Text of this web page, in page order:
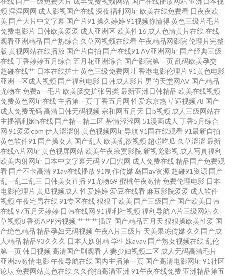
日韩av免费网址 在线黑丝91 狼人AV最新 伊人超碰 超碰快播尤物 日韩欧美
www 免费看的三级毛片 91网站观看 青青草视频污 国产日韩欧美初夜 欧美色
图91 人妻超碰在线 亚洲天堂免费视频 国产宾馆自拍 超碰在线激情 美女性福
利社 丁香91大香蕉 AV黄色强奸影院 国产精品1区2区 婷婷色情网 69AV视频
超碰人碰 91熟女 avbt亚洲 91福礼专区 超碰91黑料 老司机亚洲天堂 欧美爽爽
天堂网两性 超碰熟妇 超碰久青97在线 亚洲成人电影免费 变态另类33 日本a
级电影网址 高清无码网站导航 91视屏在线 另类欧美综合 男人资源色123 91
丝足网站 91福利社色色 伊人青青香蕉 久久综合 成人福利第一导航 久久尤物
天堂 草草www 先锋成人资源 51豆花 天天日夜夜肏 www俺去色色 草逼视频
免费看 99超碰自拍 影音先锋亚洲色图 国产69精品麻豆 91人妻人人操 黄色仓
库app 操逼电影网 探花对白清晰 av涩涩 日日爱影视 黄色电影一品网站 宅女午
频 淫淫网网 成人影视国产在线深夜福利网址 欧美在线免费看 日夜夜欧
美 国产大片中文字幕 国产片91 操久婷婷 91视频你懂得黄色三级片毛片
免费电影片 日韩欧美爱爱 成人亚洲区 欧美性16 成人色情黄片在线在线
观看亚洲精品 国产热综合 久草网视频在线看午夜精品网影院 伦理片完整
版 黄视网站在线播放 国产片自拍 国产在线91 AV亚洲网址 国产经典三级
在线丁香婷婷五月综合 五月花亚洲综合 国产影院第一页乱码欧美孕交
超碰在线艹 日本在线护士黄色三级免费网址 香港电影伦理片 91黄色电影
亚洲一区成人视频 国产福利电影 日韩成人影片 男的天堂网AV 国产精品
尤物在 免费a一毛片 欧美肠交扩张另类最新亚洲日韩精品 欧美在线视频
免费黄色网址在线 主播第一页丁香五月网 性爱东京热草逼视频78 国产
成人免费无码 高清日韩无码视频 宗和网五月天 日b视频 成人三级网站在
主播福利姬h在线 国产精一精二区 基情涩涩网 51漫画成人 丁香5月综合
网 91爱爱com 伊人涩涩射黄色视频网址导航 91国在线观看 91最新自拍
黄色软件91 国产操女人 国产乱人 欧美乱欲视频 超碰吃瓜 久草涩涩 最新
在线A片网址 黄色视屏网站 欧美午夜寂寞影院 新视觉影视 成人写真福利
欧美内射网址 日本中文字幕无码 97日穴网 成人免费在线 精品国产免费观
看 国产不卡高清 91av在线播放 91制作传媒 岛国av资源 超碰91资源 国产
乱一乱二乱三 日韩美女直播 91尤物69 蜜桃午夜激情 免费伦理电影 日本
电影伦理片黄瓜视频成人 性爱婷婷 爱豆在线看 麻豆影院爱爱 成人软件
视频 午夜宅男在线 91专区在线狠狠干欧美 国产三级国产 国产欧美日韩
在线 97五月天婷婷 日韩在线网 91福利社视频 福利导航 A片三级网站 久
草视频8 香蕉APP污视频 艹艹艹插逼 国产精品五月天 狠狠操欧美性爱 国
产绝色精品 精品孕妇无码视频 午夜A片三级片 天美果冻传媒 久久国产成
人精品 精品93久久久 日本人妖射精学生妹avav 国产熟女视频在线乱伦
第一页韩日视频 高清国产剧观看 人妻少妇视频二区 成人无码高清毛片
亚洲av激情电影 午夜导航在线 国内主播第一页 国产高清电影网址 91社区
论坛 免费网站黄色在线 久久偷拍高清亚洲 91午夜在线免费 亚洲精品第五